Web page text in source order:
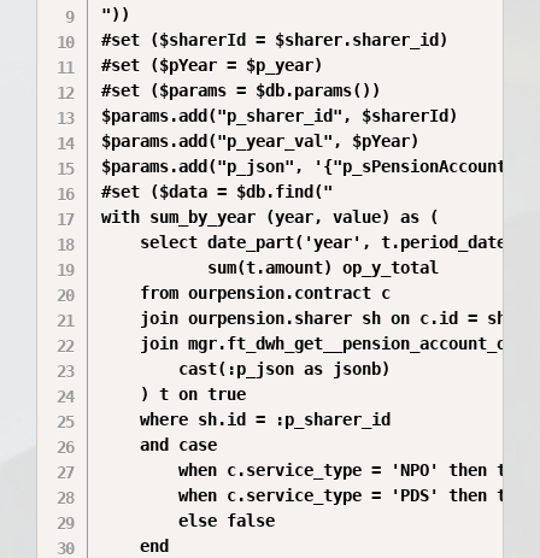
"))
#set ($sharerId = $sharer.sharer_id)
#set ($pYear = $p_year)
#set ($params = $db.params())
$params.add("p_sharer_id", $sharerId)
$params.add("p_year_val", $pYear)
$params.add("p_json",
#set ($data = $db.find("
with sum_by_year (year, value) as (
select date_part('year', t.period_date)
           sum(t.amount) op_y_total
    from ourpension.contract c
join ourpension.sharer sh on c.id =
join
        cast(:p_json as jsonb)
    ) t on true
    where sh.id = :p_sharer_id
    and case
when c.service_type = 'NPO' then
when c.service_type = 'PDS' then
        else false
    end